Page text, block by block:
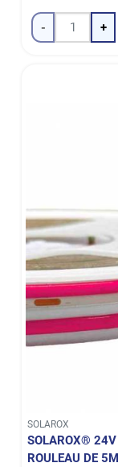
- +
SOLAROX
SOLAROX® 24V
ROULEAU DE 5M